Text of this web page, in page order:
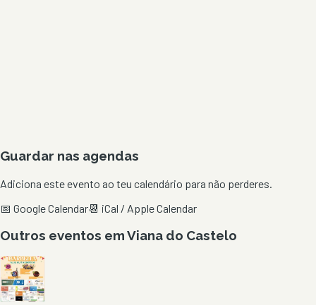
Guardar nas agendas
Adiciona este evento ao teu calendário para não perderes.
📅 Google Calendar📆 iCal / Apple Calendar
Outros eventos emViana do Castelo